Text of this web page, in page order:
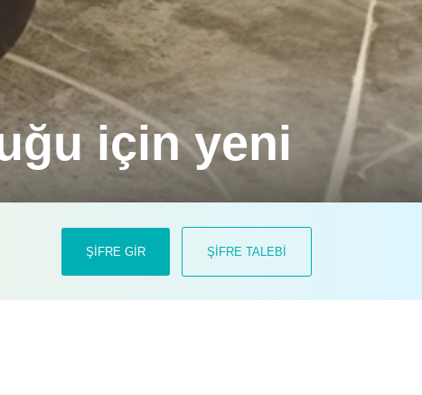
için yeni
ŞİFRE GİR ŞİFRE TALEBİ